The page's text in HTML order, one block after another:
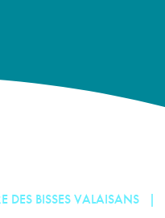
DES BISSES VALAISANS